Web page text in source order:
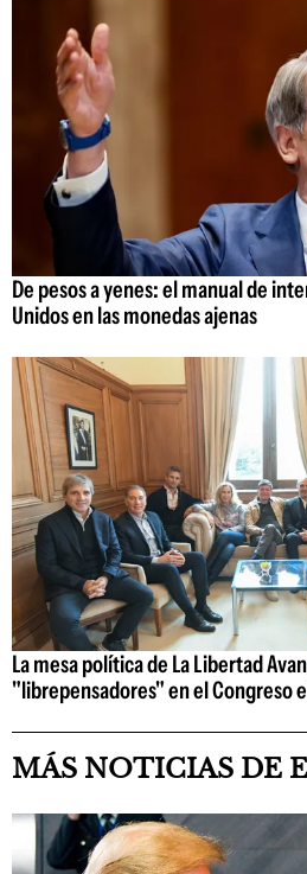
De pesos a yenes: el manual de
Unidos en las monedas ajenas
La mesa política de La Libertad
"librepensadores" en el Congreso
MÁS NOTICIAS DE